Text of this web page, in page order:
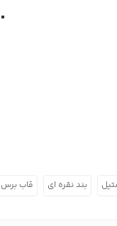
بند نقره ای قاب برس